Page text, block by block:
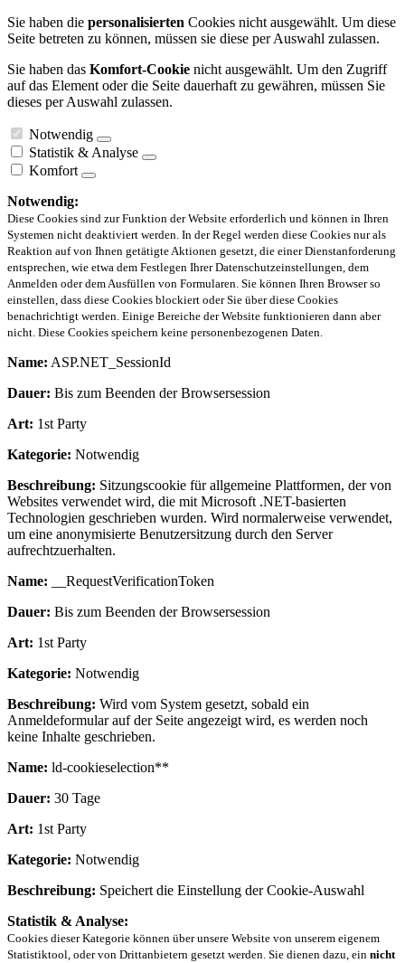
Sie haben die personalisierten Cookies nicht ausgewählt. Um diese
Seite betreten zu können, müssen sie diese per Auswahl zulassen.
Sie haben das Komfort-Cookie nicht ausgewählt. Um den Zugriff
auf das Element oder die Seite dauerhaft zu gewähren, müssen Sie
dieses per Auswahl zulassen.
Notwendig
Statistik & Analyse
Komfort
Notwendig:
Diese Cookies sind zur Funktion der Website erforderlich und können in Ihren
Systemen nicht deaktiviert werden. In der Regel werden diese Cookies nur als
Reaktion auf von Ihnen getätigte Aktionen gesetzt, die einer Dienstanforderung
entsprechen, wie etwa dem Festlegen Ihrer Datenschutzeinstellungen, dem
Anmelden oder dem Ausfüllen von Formularen. Sie können Ihren Browser so
einstellen, dass diese Cookies blockiert oder Sie über diese Cookies
benachrichtigt werden. Einige Bereiche der Website funktionieren dann aber
nicht. Diese Cookies speichern keine personenbezogenen Daten.
Name: ASP.NET_SessionId
Dauer: Bis zum Beenden der Browsersession
Art: 1st Party
Kategorie: Notwendig
Beschreibung: Sitzungscookie für allgemeine Plattformen, der von
Websites verwendet wird, die mit Microsoft .NET-basierten
Technologien geschrieben wurden. Wird normalerweise verwendet,
um eine anonymisierte Benutzersitzung durch den Server
aufrechtzuerhalten.
Name: __RequestVerificationToken
Dauer: Bis zum Beenden der Browsersession
Art: 1st Party
Kategorie: Notwendig
Beschreibung: Wird vom System gesetzt, sobald ein
Anmeldeformular auf der Seite angezeigt wird, es werden noch
keine Inhalte geschrieben.
Name: ld-cookieselection**
Dauer: 30 Tage
Art: 1st Party
Kategorie: Notwendig
Beschreibung: Speichert die Einstellung der Cookie-Auswahl
Statistik & Analyse:
Cookies dieser Kategorie können über unsere Website von unserem eigenem
Statistiktool, oder von Drittanbietern gesetzt werden. Sie dienen dazu, ein nicht